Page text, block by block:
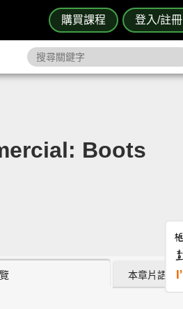
購買課程 登入/註冊
Boots
本章片語 (0)